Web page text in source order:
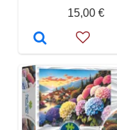
15,00 €